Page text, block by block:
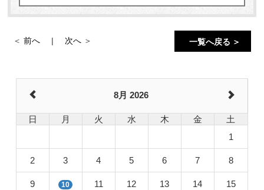
前へ 次へ 一覧へ戻る ＞
8月 2026
日 月 火 水 木 金
土
1
2 3 4 5 6 7 8
9 10 11 12 13 14 15